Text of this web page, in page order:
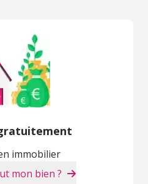
immobilier
mon bien ?